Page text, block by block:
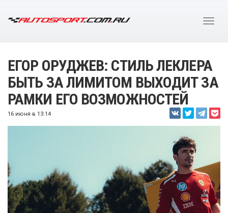
ЕГОР ОРУДЖЕВ: СТИЛЬ ЛЕКЛЕРА
БЫТЬ ЗА ЛИМИТОМ ВЫХОДИТ ЗА
РАМКИ ЕГО ВОЗМОЖНОСТЕЙ
16 июня в 13:14